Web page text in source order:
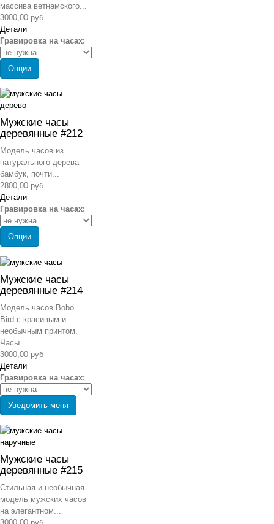
массива ветнамского...
3000,00 руб
Детали
Гравировка на часах:
Опции
Мужские часы
деревянные #212
Модель часов из
натурального дерева
бамбук, почти...
2800,00 руб
Детали
Гравировка на часах:
Опции
Мужские часы
деревянные #214
Модель часов Bobo
Bird с красивым и
необычным принтом.
Часы...
3000,00 руб
Детали
Гравировка на часах:
Уведомить меня
Мужские часы
деревянные #215
Стильная и необычная
модель мужских часов
на элегантном...